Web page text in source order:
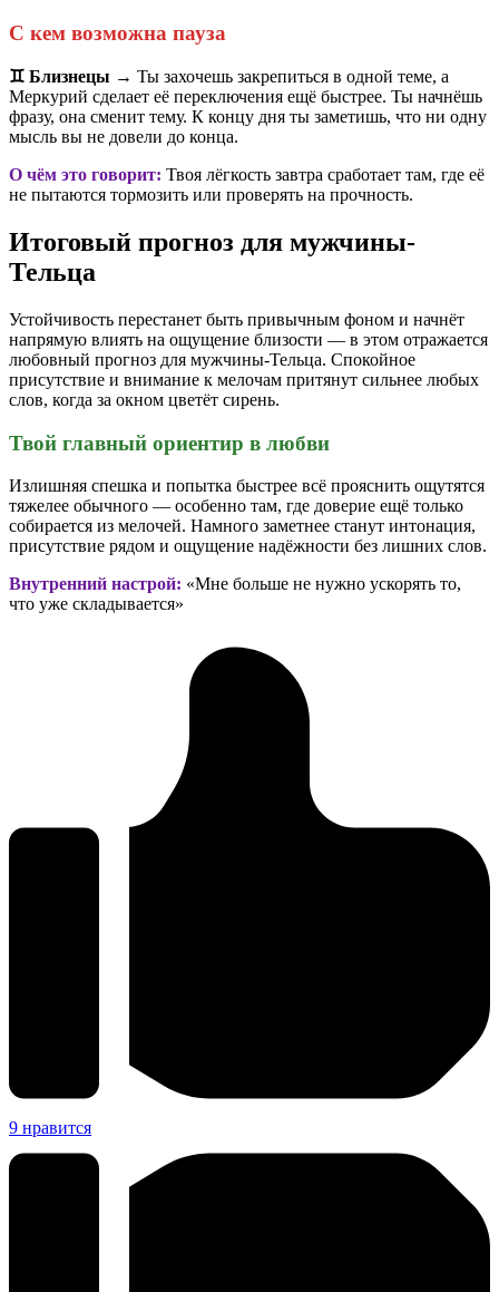
С кем возможна пауза
♊️ Близнецы → Ты захочешь закрепиться в одной теме, а
Меркурий сделает её переключения ещё быстрее. Ты начнёшь
фразу, она сменит тему. К концу дня ты заметишь, что ни одну
мысль вы не довели до конца.
О чём это говорит: Твоя лёгкость завтра сработает там, где её
не пытаются тормозить или проверять на прочность.
Итоговый прогноз для мужчины-
Тельца
Устойчивость перестанет быть привычным фоном и начнёт
напрямую влиять на ощущение близости — в этом отражается
любовный прогноз для мужчины-Тельца. Спокойное
присутствие и внимание к мелочам притянут сильнее любых
слов, когда за окном цветёт сирень.
Твой главный ориентир в любви
Излишняя спешка и попытка быстрее всё прояснить ощутятся
тяжелее обычного — особенно там, где доверие ещё только
собирается из мелочей. Намного заметнее станут интонация,
присутствие рядом и ощущение надёжности без лишних слов.
Внутренний настрой: «Мне больше не нужно ускорять то,
что уже складывается»
9 нравится